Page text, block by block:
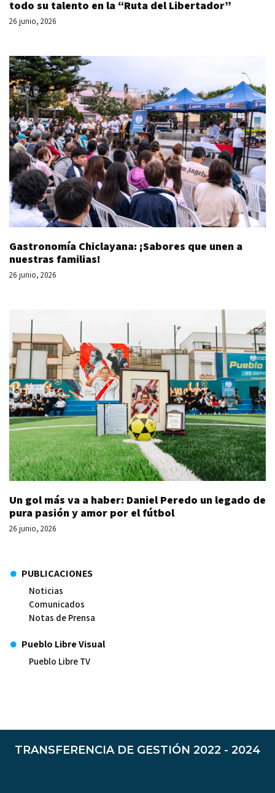
todo su talento en la “Ruta del Libertador”
26 junio, 2026
Gastronomía Chiclayana: ¡Sabores que unen a
nuestras familias!
26 junio, 2026
Un gol más va a haber: Daniel Peredo un legado de
pura pasión y amor por el fútbol
26 junio, 2026
PUBLICACIONES
Noticias
Comunicados
Notas de Prensa
Pueblo Libre Visual
Pueblo Libre TV
TRANSFERENCIA DE GESTIÓN 2022 - 2024